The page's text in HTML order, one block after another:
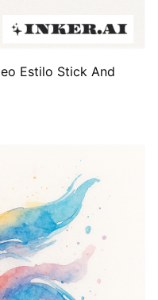
Estilo Stick And